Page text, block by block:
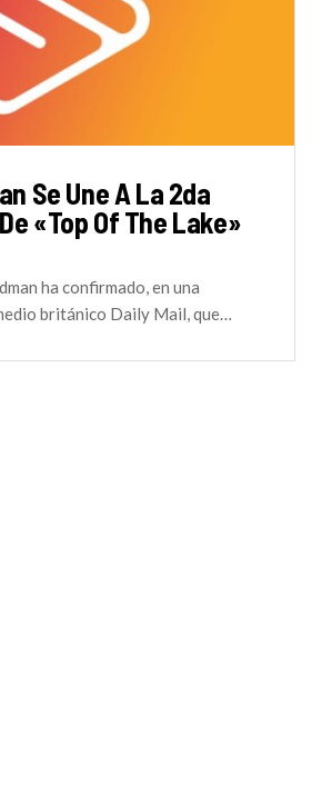
Se Une A La 2da
«Top Of The Lake»
ha confirmado, en una
británico Daily Mail, que…